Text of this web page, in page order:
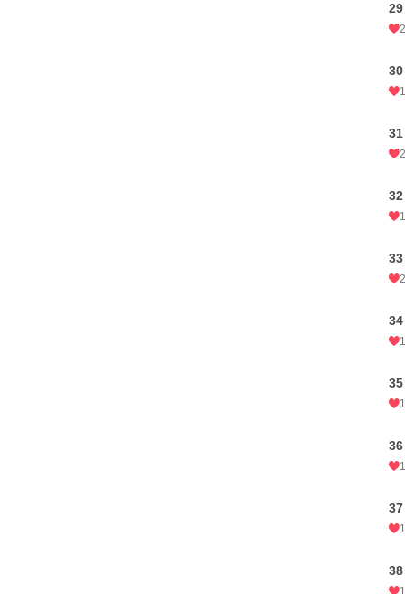
29
30
31
32
35
36
37
38